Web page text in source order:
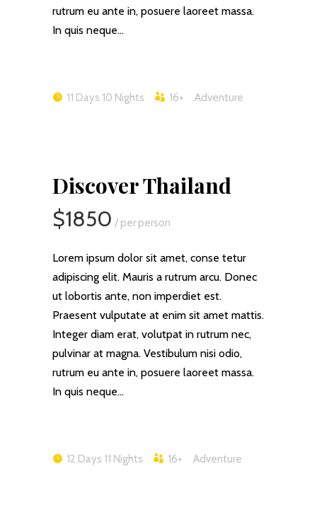
rutrum eu ante in, posuere laoreet massa.
In quis neque…
11 Days 10 Nights 16+ Adventure
Discover Thailand
$1850 / per person
Lorem ipsum dolor sit amet, conse tetur
adipiscing elit. Mauris a rutrum arcu. Donec
ut lobortis ante, non imperdiet est.
Praesent vulputate at enim sit amet mattis.
Integer diam erat, volutpat in rutrum nec,
pulvinar at magna. Vestibulum nisi odio,
rutrum eu ante in, posuere laoreet massa.
In quis neque…
12 Days 11 Nights 16+ Adventure